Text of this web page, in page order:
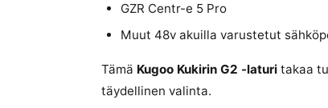
GZR Centr-e 5 Pro
Muut 48v akuilla varustetut
Tämä Kugoo Kukirin G2 -laturi takaa
täydellinen valinta.